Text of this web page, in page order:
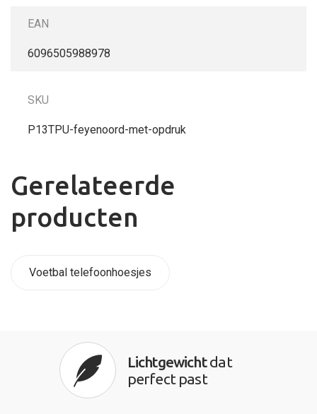
EAN
6096505988978
SKU
P13TPU-feyenoord-met-opdruk
Gerelateerde
producten
Voetbal telefoonhoesjes
Lichtgewichtdat
perfect past